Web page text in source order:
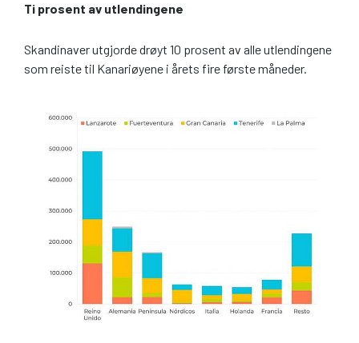
Ti prosent av utlendingene
Skandinaver utgjorde drøyt 10 prosent av alle utlendingene
som reiste til Kanariøyene i årets fire første måneder.